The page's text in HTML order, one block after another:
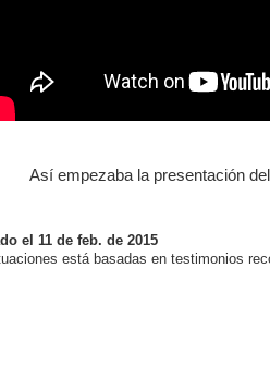
Así empezaba la presentación
el 11 de feb. de 2015
está basadas en testimonios